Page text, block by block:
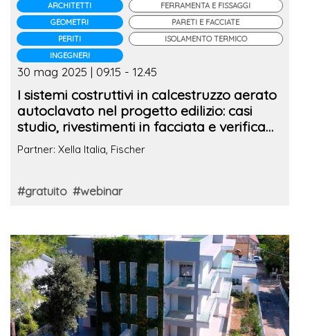
ARCHITETTI
GEOMETRI
PERITI
INGEGNERI
FERRAMENTA E FISSAGGI
PARETI E FACCIATE
ISOLAMENTO TERMICO
30 mag 2025 | 09.15 - 12.45
I sistemi costruttivi in calcestruzzo aerato
autoclavato nel progetto edilizio: casi
studio, rivestimenti in facciata e verifica
dei fissaggi
Partner: Xella Italia, Fischer
#gratuito #webinar